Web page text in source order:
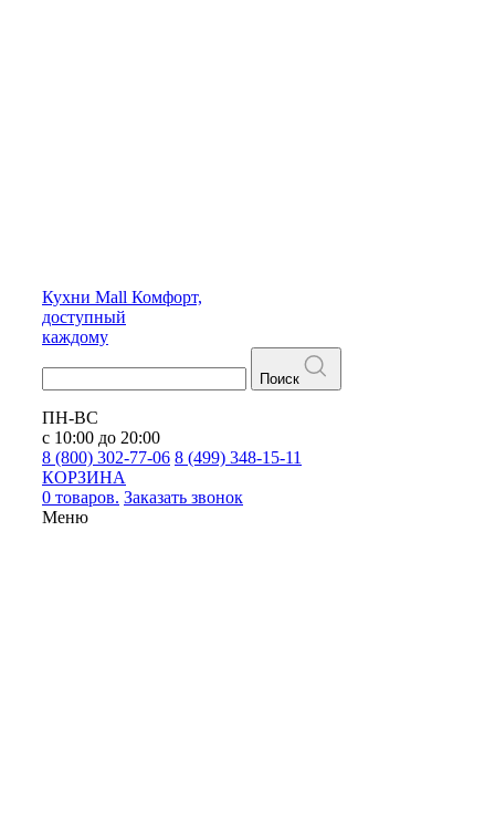
Кухни Mall Комфорт,
доступный
каждому
Поиск
ПН-ВС
с 10:00 до 20:00
8 (800) 302-77-06 8 (499) 348-15-11
КОРЗИНА
0 товаров. Заказать звонок
Меню